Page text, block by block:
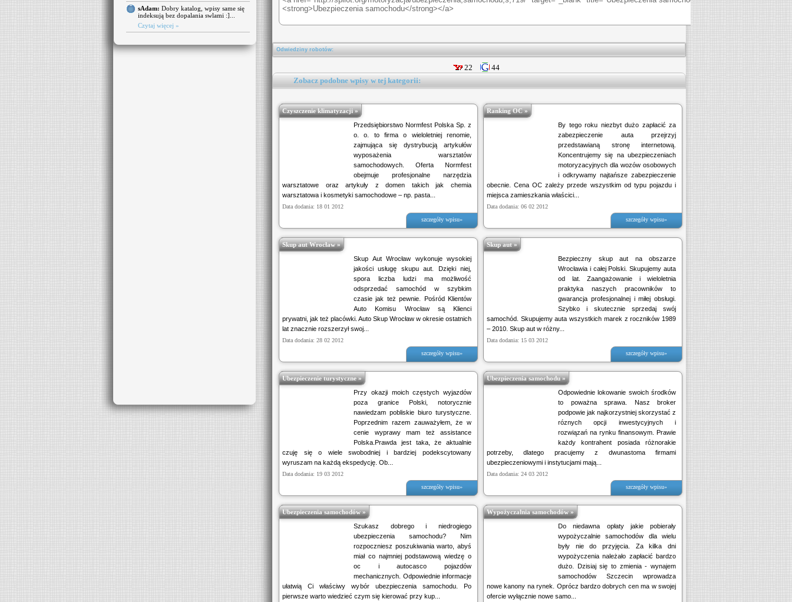
sAdam: Dobry katalog, wpisy same się
indeksują bez dopalania swlami :]...
Czytaj więcej »
Odwiedziny robotów:
22
44
Zobacz podobne wpisy w tej kategorii:
szczegóły wpisu»
Czyszczenie klimatyzacji »
Przedsiębiorstwo Normfest Polska Sp. z
o. o. to firma o wieloletniej renomie,
zajmująca się dystrybucją artykułów
wyposażenia warsztatów
samochodowych. Oferta Normfest
obejmuje profesjonalne narzędzia
warsztatowe oraz artykuły z domen takich jak chemia
warsztatowa i kosmetyki samochodowe – np. pasta...
Data dodania: 18 01 2012
szczegóły wpisu»
Ranking OC »
By tego roku niezbyt dużo zapłacić za
zabezpieczenie auta przejrzyj
przedstawianą stronę internetową.
Koncentrujemy się na ubezpieczeniach
motoryzacyjnych dla wozów osobowych
i odkrywamy najtańsze zabezpieczenie
obecnie. Cena OC zależy przede wszystkim od typu pojazdu i
miejsca zamieszkania właścici...
Data dodania: 06 02 2012
szczegóły wpisu»
Skup aut Wrocław »
Skup Aut Wrocław wykonuje wysokiej
jakości usługę skupu aut. Dzięki niej,
spora liczba ludzi ma możliwość
odsprzedać samochód w szybkim
czasie jak też pewnie. Pośród Klientów
Auto Komisu Wrocław są Klienci
prywatni, jak też placówki. Auto Skup Wrocław w okresie ostatnich
lat znacznie rozszerzył swoj...
Data dodania: 28 02 2012
szczegóły wpisu»
Skup aut »
Bezpieczny skup aut na obszarze
Wrocławia i całej Polski. Skupujemy auta
od lat. Zaangażowanie i wieloletnia
praktyka naszych pracowników to
gwarancja profesjonalnej i miłej obsługi.
Szybko i skutecznie sprzedaj swój
samochód. Skupujemy auta wszystkich marek z roczników 1989
– 2010. Skup aut w różny...
Data dodania: 15 03 2012
szczegóły wpisu»
Ubezpieczenie turystyczne »
Przy okazji moich częstych wyjazdów
poza granice Polski, notorycznie
nawiedzam pobliskie biuro turystyczne.
Poprzednim razem zauważyłem, że w
cenie wyprawy mam też assistance
Polska.Prawda jest taka, że aktualnie
czuję się o wiele swobodniej i bardziej podekscytowany
wyruszam na każdą ekspedycję. Ob...
Data dodania: 19 03 2012
szczegóły wpisu»
Ubezpieczenia samochodu »
Odpowiednie lokowanie swoich środków
to poważna sprawa. Nasz broker
podpowie jak najkorzystniej skorzystać z
róznych opcji inwestycyjnych i
rozwiązań na rynku finansowym. Prawie
każdy kontrahent posiada różnorakie
potrzeby, dlatego pracujemy z dwunastoma firmami
ubezpieczeniowymi i instytucjami mają...
Data dodania: 24 03 2012
Ubezpieczenia samochodów »
Szukasz dobrego i niedrogiego
ubezpieczenia samochodu? Nim
rozpoczniesz poszukiwania warto, abyś
miał co najmniej podstawową wiedzę o
oc i autocasco pojazdów
mechanicznych. Odpowiednie informacje
ułatwią Ci właściwy wybór ubezpieczenia samochodu. Po
pierwsze warto wiedzieć czym się kierować przy kup...
Wypożyczalnia samochodów »
Do niedawna opłaty jakie pobierały
wypożyczalnie samochodów dla wielu
były nie do przyjęcia. Za kilka dni
wypożyczenia należało zapłacić bardzo
dużo. Dzisiaj się to zmienia - wynajem
samochodów Szczecin wprowadza
nowe kanony na rynek. Oprócz bardzo dobrych cen ma w swojej
ofercie wyłącznie nowe samo...